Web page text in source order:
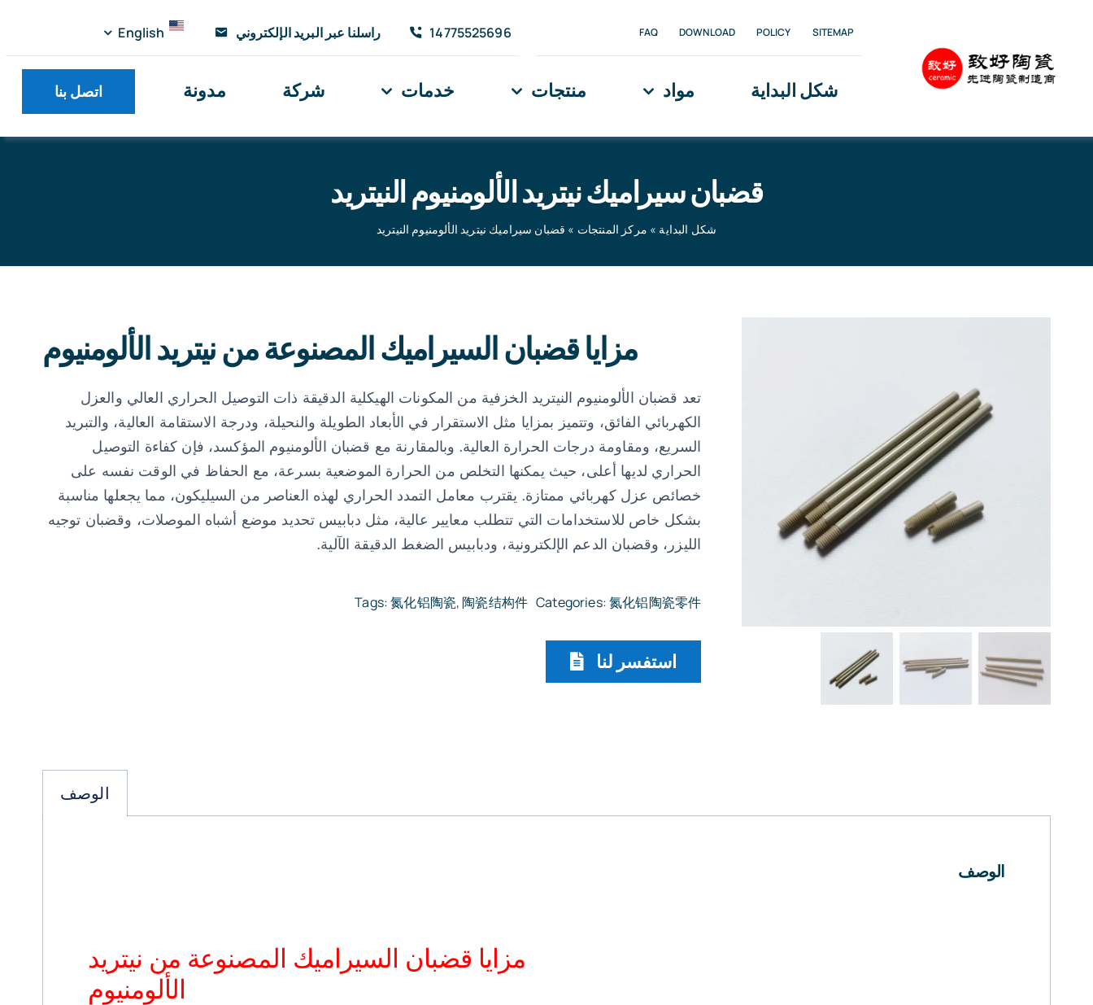
content
SITEMAP
POLICY
DOWNLOAD
FAQ
14775525696 راسلنا عبر البريد الإلكتروني English
شكل البداية مواد منتجات خدمات شركة مدونة اتصل بنا
قضبان سيراميك نيتريد الألومنيوم النيتريد
شكل البداية » مركز المنتجات » قضبان سيراميك نيتريد الألومنيوم النيتريد
مزايا قضبان السيراميك المصنوعة من نيتريد الألومنيوم
تعد قضبان الألومنيوم النيتريد الخزفية من المكونات الهيكلية الدقيقة ذات التوصيل الحراري العالي والعزل
الكهربائي الفائق، وتتميز بمزايا مثل الاستقرار في الأبعاد الطويلة والنحيلة، ودرجة الاستقامة العالية، والتبريد
السريع، ومقاومة درجات الحرارة العالية. وبالمقارنة مع قضبان الألومنيوم المؤكسد، فإن كفاءة التوصيل
الحراري لديها أعلى، حيث يمكنها التخلص من الحرارة الموضعية بسرعة، مع الحفاظ في الوقت نفسه على
خصائص عزل كهربائي ممتازة. يقترب معامل التمدد الحراري لهذه العناصر من السيليكون، مما يجعلها مناسبة
بشكل خاص للاستخدامات التي تتطلب معايير عالية، مثل دبابيس تحديد موضع أشباه الموصلات، وقضبان توجيه
الليزر، وقضبان الدعم الإلكترونية، ودبابيس الضغط الدقيقة الآلية.
Categories:氮化铝陶瓷零件
Tags:氮化铝陶瓷, 陶瓷结构件
استفسر لنا
الوصف
الوصف
مزايا قضبان السيراميك المصنوعة من نيتريد
الألومنيوم